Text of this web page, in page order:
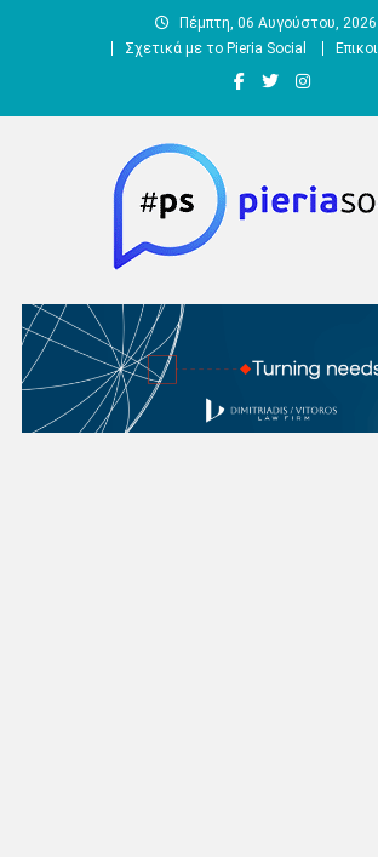
Πέμπτη, 06 Αυγούστου, 2026
Σχετικά με το Pieria Social
Pieria Social